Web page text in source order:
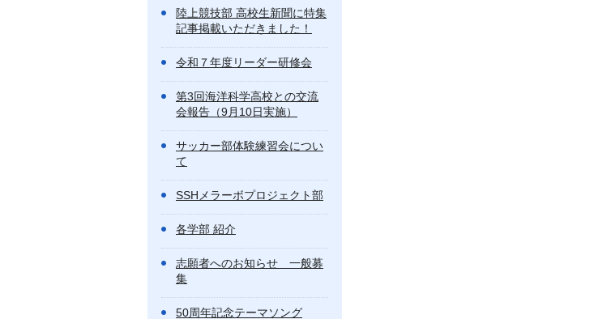
陸上競技部 高校生新聞に特集
記事掲載いただきました！
令和７年度リーダー研修会
第3回海洋科学高校との交流
会報告（9月10日実施）
サッカー部体験練習会につい
て
SSHメラーボプロジェクト部
各学部 紹介
志願者へのお知らせ 一般募
集
50周年記念テーマソング